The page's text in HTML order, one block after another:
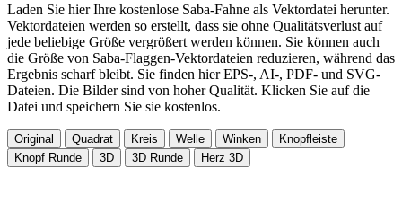
Laden Sie hier Ihre kostenlose Saba-Fahne als Vektordatei herunter.
Vektordateien werden so erstellt, dass sie ohne Qualitätsverlust auf
jede beliebige Größe vergrößert werden können. Sie können auch
die Größe von Saba-Flaggen-Vektordateien reduzieren, während das
Ergebnis scharf bleibt. Sie finden hier EPS-, AI-, PDF- und SVG-
Dateien. Die Bilder sind von hoher Qualität. Klicken Sie auf die
Datei und speichern Sie sie kostenlos.
Original Quadrat Kreis Welle Winken
Knopfleiste
Knopf Runde
3D 3D Runde Herz 3D